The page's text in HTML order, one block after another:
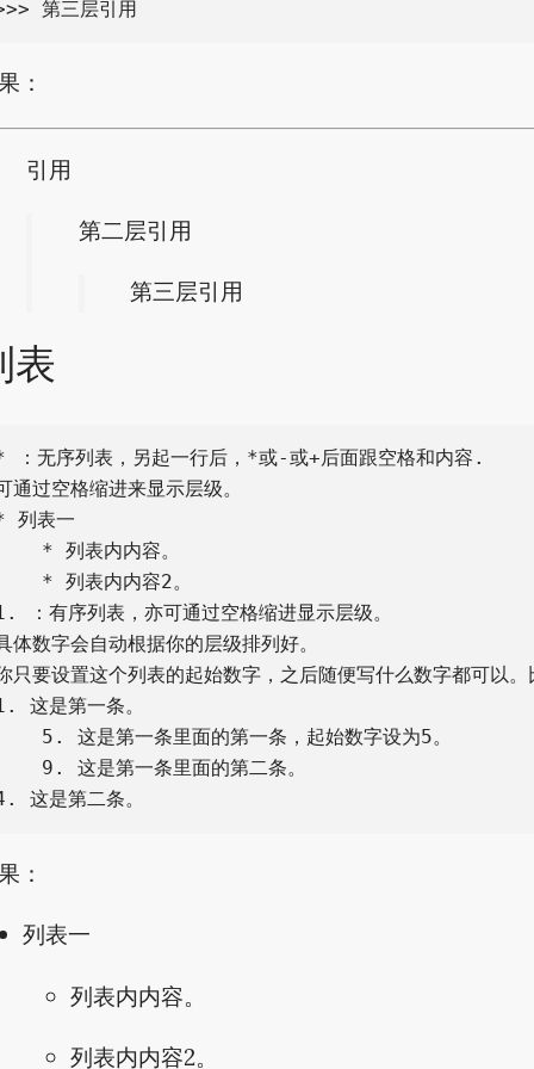
：
引用
第二层引用
第三层引用
表
：无序列表，另起一行后，*或-或+后面跟空格和内容.
通过空格缩进来显示层级。
列表一
* 列表内内容。
* 列表内内容2。
：有序列表，亦可通过空格缩进显示层级。
体数字会自动根据你的层级排列好。
只要设置这个列表的起始数字，之后随便写什么数字都可以。
这是第一条。
5. 这是第一条里面的第一条，起始数字设为5。
9. 这是第一条里面的第二条。
：
列表一
列表内内容。
列表内内容2。